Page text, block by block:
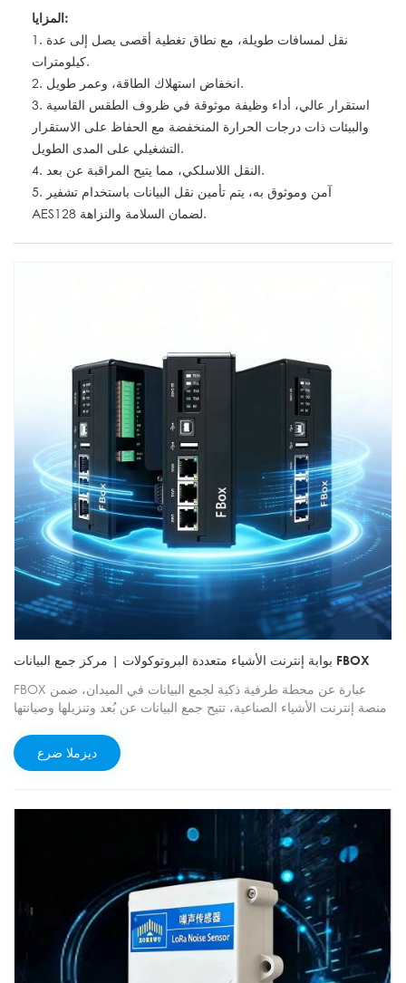
المزايا:
1. نقل لمسافات طويلة، مع نطاق تغطية أقصى يصل إلى عدة
كيلومترات.
2. انخفاض استهلاك الطاقة، وعمر طويل.
3. استقرار عالي، أداء وظيفة موثوقة في ظروف الطقس القاسية
والبيئات ذات درجات الحرارة المنخفضة مع الحفاظ على الاستقرار
التشغيلي على المدى الطويل.
4. النقل اللاسلكي، مما يتيح المراقبة عن بعد.
5. آمن وموثوق به، يتم تأمين نقل البيانات باستخدام تشفير
AES128 لضمان السلامة والنزاهة.
بوابة إنترنت الأشياء متعددة البروتوكولات | مركز جمع البيانات FBOX
FBOX عبارة عن محطة طرفية ذكية لجمع البيانات في الميدان، ضمن
منصة إنترنت الأشياء الصناعية، تتيح جمع البيانات عن بُعد وتنزيلها وصيانتها
بروتوكولًا لبرامج تشغيل الأجهزة الصناعية، بالإضافة إلى واجهات اتصال
متعددة، ما يجعله يلبي متطلبات الشبكات لمعظم وحدات التحكم الصناعية.
ديزملا ضرع